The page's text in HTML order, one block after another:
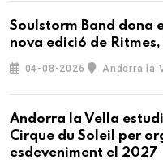
Soulstorm Band dona
nova edició de
04-08-2026 Andorra la
Andorra la Vella
Cirque du Soleil per
esdeveniment el 2027